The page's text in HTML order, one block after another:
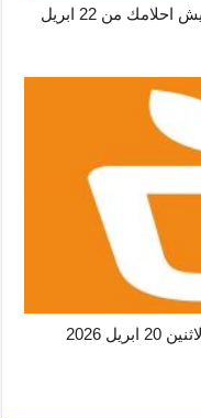
عروض اسواق الجزيرة السعودية اليوم ايش احلامك من 22 ابريل
عروض اسواق الجزيرة السعودية اليوم الاثنين 20 ابريل 2026